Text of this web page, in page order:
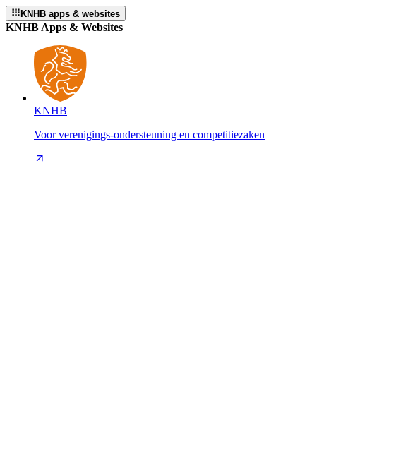
KNHB apps & websites
KNHB Apps & Websites
KNHB
Voor verenigings-ondersteuning en competitiezaken